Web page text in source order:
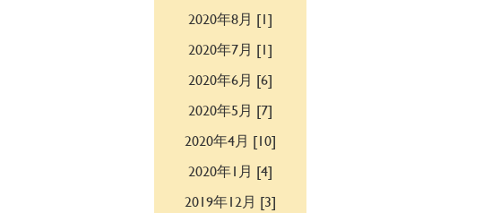
2020年8月 [1]
2020年7月 [1]
2020年6月 [6]
2020年5月 [7]
2020年4月 [10]
2020年1月 [4]
2019年12月 [3]